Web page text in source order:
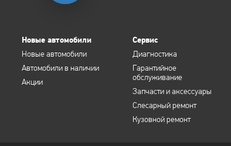
Новые автомобили
Новые автомобили
Автомобили в наличии
Акции
Сервис
Диагностика
Гарантийное
обслуживание
Запчасти и аксессуары
Слесарный ремонт
Кузовной ремонт